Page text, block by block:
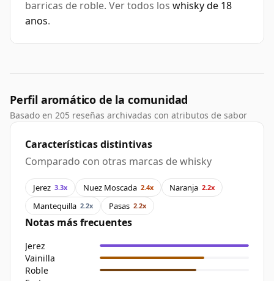
barricas de roble. Ver todos los whisky de 18
anos.
Perfil aromático de la comunidad
Basado en 205 reseñas archivadas con atributos de sabor
Características distintivas
Comparado con otras marcas de whisky
Jerez 3.3x Nuez Moscada 2.4x Naranja 2.2x
Mantequilla 2.2x Pasas 2.2x
Notas más frecuentes
Jerez
Vainilla
Roble